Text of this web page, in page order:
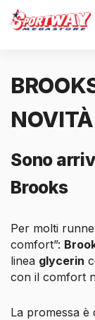
Sono
Brooks
Per molti
comfort”:
linea glycerin
con il comfort
La promessa è